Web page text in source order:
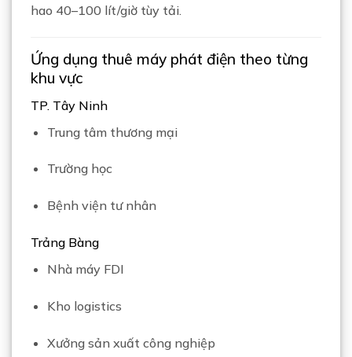
hao 40–100 lít/giờ tùy tải.
Ứng dụng thuê máy phát điện theo từng
khu vực
TP. Tây Ninh
Trung tâm thương mại
Trường học
Bệnh viện tư nhân
Trảng Bàng
Nhà máy FDI
Kho logistics
Xưởng sản xuất công nghiệp